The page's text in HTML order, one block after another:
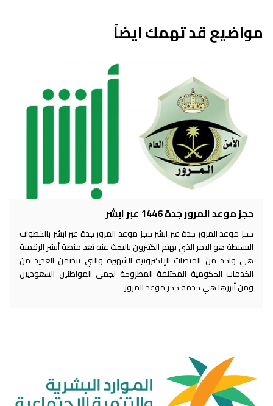
مواضيع قد تهمك ايضاً
حجز موعد المرور جدة 1446 عبر ابشر
حجز موعد المرور جدة عبر ابشر حجز موعد المرور جدة عبر ابشر بالخطوات
البسيطة هو الامر الذي يهتم الكثيرون بالبحث عنه تعد منصة أبشر الرقمية
هي واحد من المنصات الإلكترونية الشهيرة والتي تتضمن العديد من
الخدمات الحكومية المختلفة المطروحة لجمي المواطنين السعوديين
ومن أبرزها هي خدمة حجز موعد المرور